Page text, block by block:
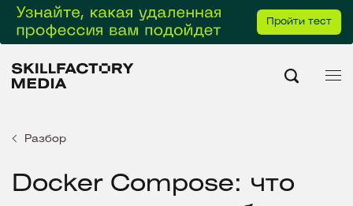
Пройти тест
Разбор
Docker Compose: что